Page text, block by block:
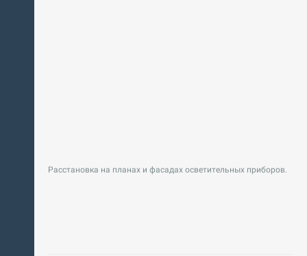
Расстановка на планах и фасадах осветительных приборов.